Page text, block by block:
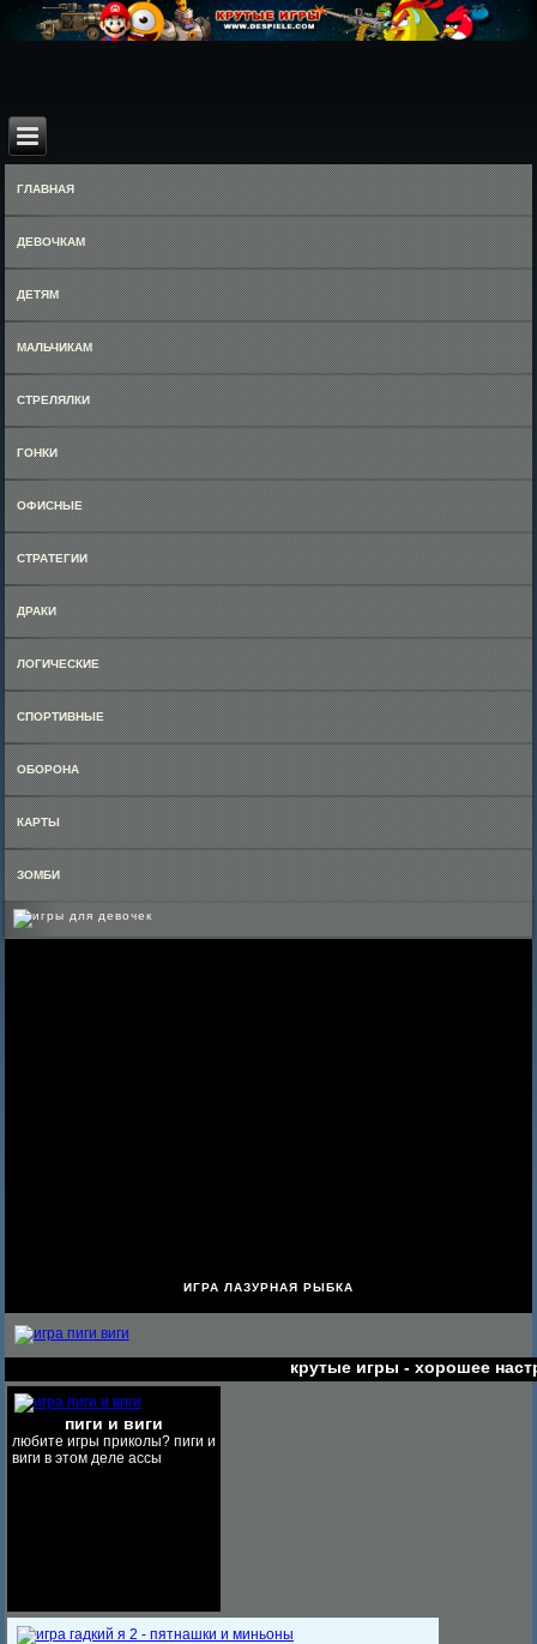
ГЛАВНАЯ
ДЕВОЧКАМ
ДЕТЯМ
МАЛЬЧИКАМ
СТРЕЛЯЛКИ
ГОНКИ
ОФИСНЫЕ
СТРАТЕГИИ
ДРАКИ
ЛОГИЧЕСКИЕ
СПОРТИВНЫЕ
ОБОРОНА
КАРТЫ
ЗОМБИ
ИГРА ЛАЗУРНАЯ РЫБКА
крутые игры - хорошее
пиги и виги
любите игры приколы? пиги и
виги в этом деле ассы